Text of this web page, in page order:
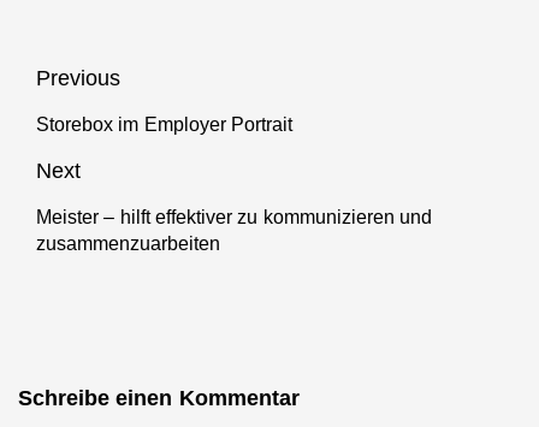
Beitragsnavigation
Previous
Previous
Storebox im Employer Portrait
Next
Next
post:
Meister – hilft effektiver zu kommunizieren und
zusammenzuarbeiten
Schreibe einen Kommentar